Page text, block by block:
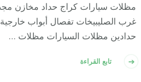
مظلات سيارات كراج حداد مخازن
غرب الصليبيخات تفصال أبواب
حدادين مظلات السيارات مظلات …
تابع القراءة